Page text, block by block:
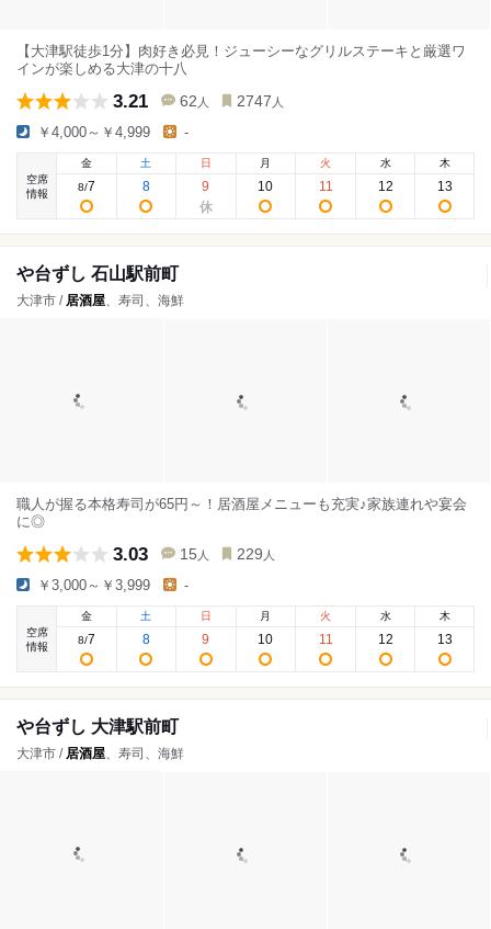
【大津駅徒歩1分】肉好き必見！ジューシーなグリルステーキと厳選ワ
インが楽しめる大津の十八
3.21 62 人 2747 人
￥4,000～￥4,999 -
空席
情報
金
8/7
土
8
日
9
月
10
火
11
水
12
木
13
や台ずし 石山駅前町
大津市 / 居酒屋、寿司、海鮮
職人が握る本格寿司が65円～！居酒屋メニューも充実♪家族連れや宴会
に◎
3.03 15 人 229 人
￥3,000～￥3,999 -
空席
情報
金
8/7
土
8
日
9
月
10
火
11
水
12
木
13
や台ずし 大津駅前町
大津市 / 居酒屋、寿司、海鮮